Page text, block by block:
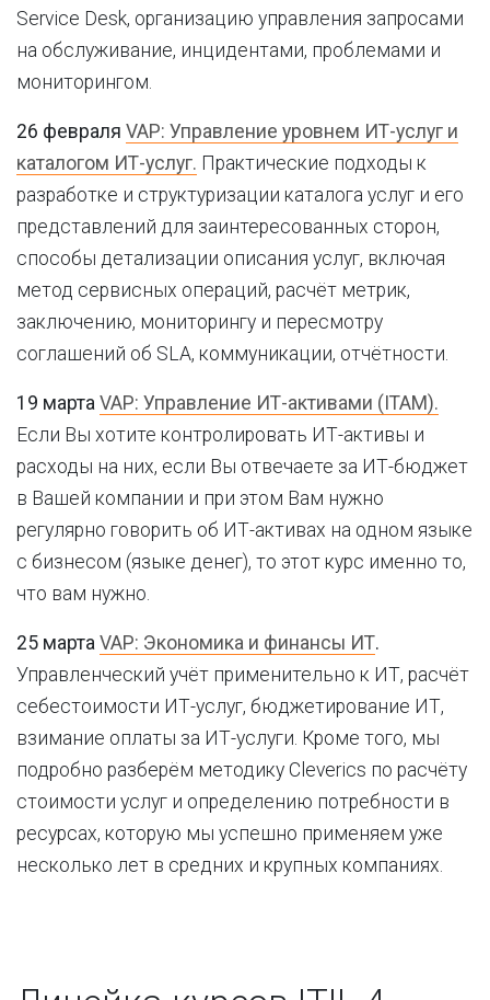
Service Desk, организацию управления запросами
на обслуживание, инцидентами, проблемами и
мониторингом.
26 февраля VAP: Управление уровнем ИТ-услуг и
каталогом ИТ-услуг. Практические подходы к
разработке и структуризации каталога услуг и его
представлений для заинтересованных сторон,
способы детализации описания услуг, включая
метод сервисных операций, расчёт метрик,
заключению, мониторингу и пересмотру
соглашений об SLA, коммуникации, отчётности.
19 марта VAP: Управление ИТ-активами (ITAM).
Если Вы хотите контролировать ИТ-активы и
расходы на них, если Вы отвечаете за ИТ-бюджет
в Вашей компании и при этом Вам нужно
регулярно говорить об ИТ-активах на одном языке
с бизнесом (языке денег), то этот курс именно то,
что вам нужно.
25 марта VAP: Экономика и финансы ИТ.
Управленческий учёт применительно к ИТ, расчёт
себестоимости ИТ-услуг, бюджетирование ИТ,
взимание оплаты за ИТ-услуги. Кроме того, мы
подробно разберём методику Cleverics по расчёту
стоимости услуг и определению потребности в
ресурсах, которую мы успешно применяем уже
несколько лет в средних и крупных компаниях.